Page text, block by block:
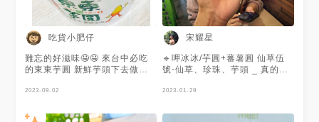
吃貨小肥仔
難忘的好滋味🤤🤤 來台中必吃
的東東芋圓 新鮮芋頭下去做的
的都好喜歡😋
2023-09-02
宋耀星
🔹呷冰冰/芋圓+蕃薯圓 仙草伍
號-仙草、珍珠、芋頭 _ 真的超
吃下很多碗都沒問題👌 雖然天
啦🧊 就是要天冷吃冰，這樣吃
2023-01-29